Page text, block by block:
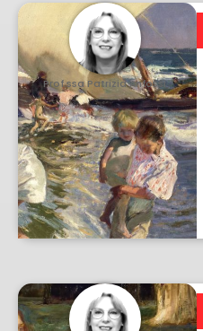
Prof.ssa Patrizia Anfossi